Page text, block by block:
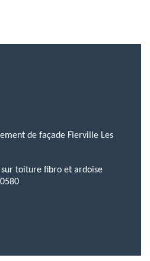
de façade Fierville Les
toiture fibro et ardoise